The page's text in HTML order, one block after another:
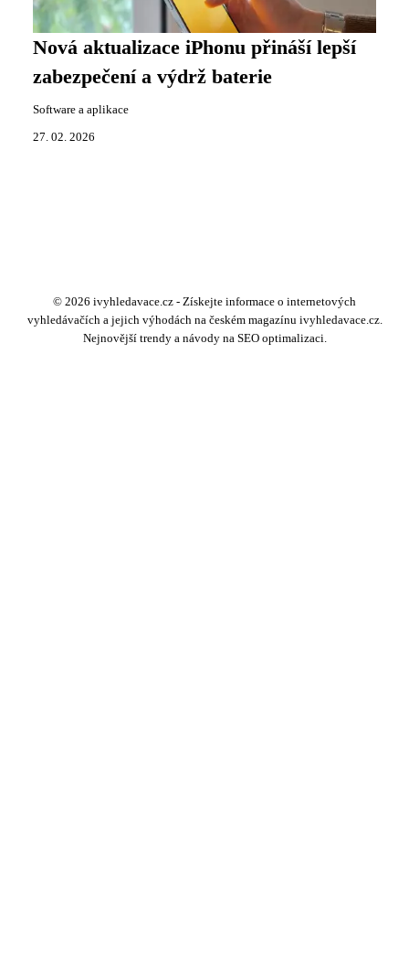
Nová aktualizace iPhonu přináší lepší
zabezpečení a výdrž baterie
Software a aplikace
27. 02. 2026
© 2026 ivyhledavace.cz - Získejte informace o internetových
vyhledávačích a jejich výhodách na českém magazínu ivyhledavace.cz.
Nejnovější trendy a návody na SEO optimalizaci.